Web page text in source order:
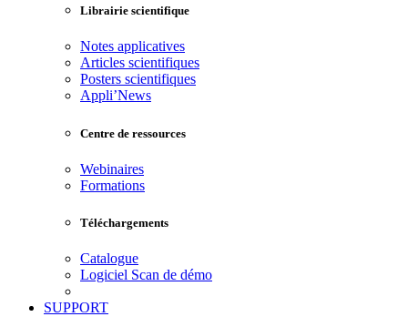
Librairie scientifique
Notes applicatives
Articles scientifiques
Posters scientifiques
Appli’News
Centre de ressources
Webinaires
Formations
Téléchargements
Catalogue
Logiciel Scan de démo
SUPPORT